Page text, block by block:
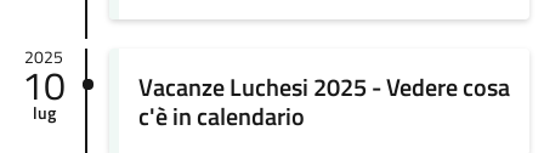
2025
10
lug
Vacanze Luchesi 2025 - Vedere cosa
c'è in calendario